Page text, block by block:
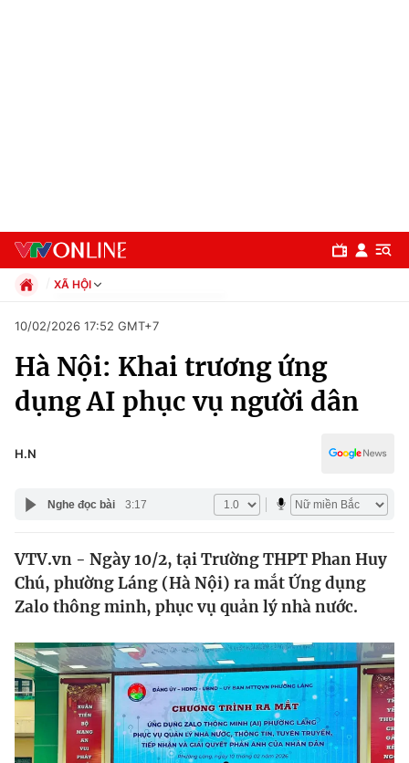
Chuyên mục
Chính trị
Y tế
Tin tức
Thế giới đó đây
Câu chuyện quốc tế
Kinh tế
Tài chính
Thị trường
Dữ liệu và đời sống
XÃ HỘI
Xã hội
Pháp luật
Kinh tế
Thể thao
Đời sống
Giáo dục
10/02/2026 17:52 GMT+7
Hà Nội: Khai trương ứng
dụng AI phục vụ người dân
H.N
Nghe đọc bài 3:17
VTV.vn - Ngày 10/2, tại Trường THPT Phan Huy
Chú, phường Láng (Hà Nội) ra mắt Ứng dụng
Zalo thông minh, phục vụ quản lý nhà nước.